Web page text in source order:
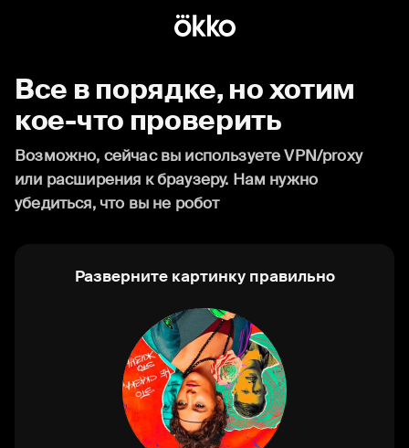
Все в порядке, но хотим
кое-что проверить
Возможно, сейчас вы используете VPN/proxy
или расширения к браузеру. Нам нужно
убедиться, что вы не робот
Разверните картинку правильно